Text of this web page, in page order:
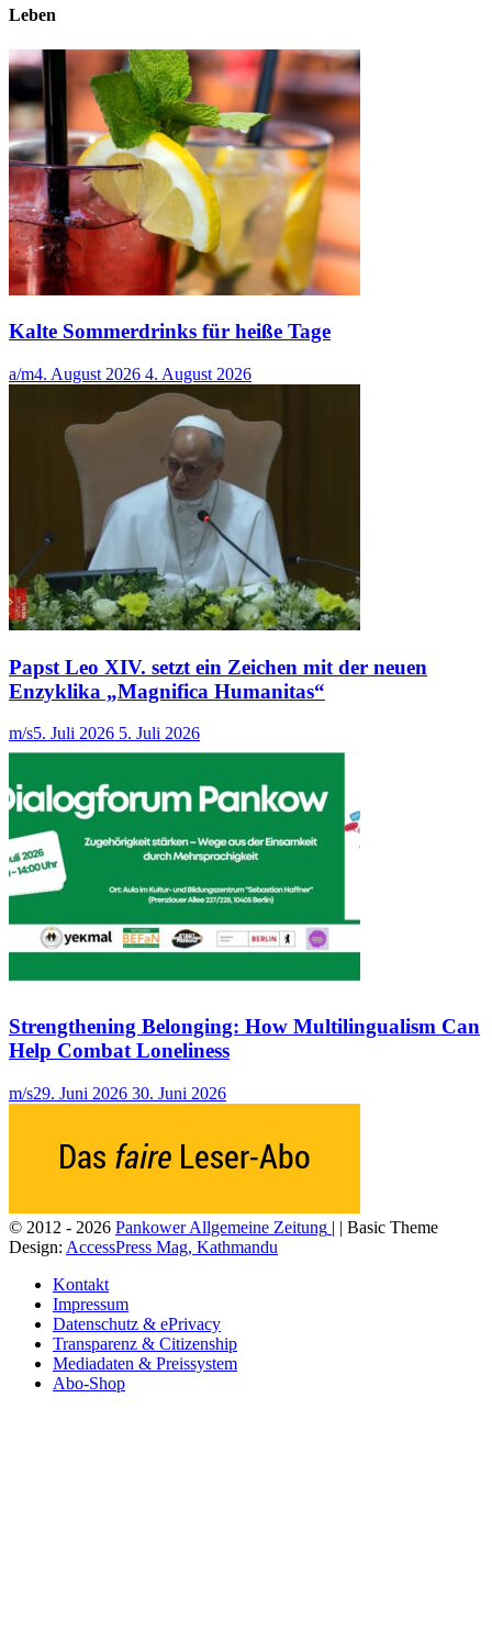
Leben
Kalte Sommerdrinks für heiße Tage
a/m4. August 2026 4. August 2026
Papst Leo XIV. setzt ein Zeichen mit der neuen
Enzyklika „Magnifica Humanitas“
m/s5. Juli 2026 5. Juli 2026
Strengthening Belonging: How Multilingualism Can
Help Combat Loneliness
m/s29. Juni 2026 30. Juni 2026
© 2012 - 2026 Pankower Allgemeine Zeitung | | Basic Theme
Design: AccessPress Mag, Kathmandu
Kontakt
Impressum
Datenschutz & ePrivacy
Transparenz & Citizenship
Mediadaten & Preissystem
Abo-Shop